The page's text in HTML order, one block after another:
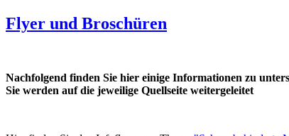
Flyer und Broschüren
Nachfolgend finden Sie hier einige Informationen zu
Sie werden auf die jeweilige Quellseite weitergeleitet